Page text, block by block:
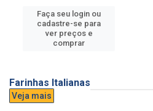
Faça seu login ou
cadastre-se para
ver preços e
comprar
Farinhas Italianas
Veja mais